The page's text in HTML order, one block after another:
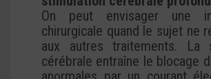
On peut envisager une
chirurgicale quand le sujet ne
aux autres traitements. La
cérébrale entraîne le blocage